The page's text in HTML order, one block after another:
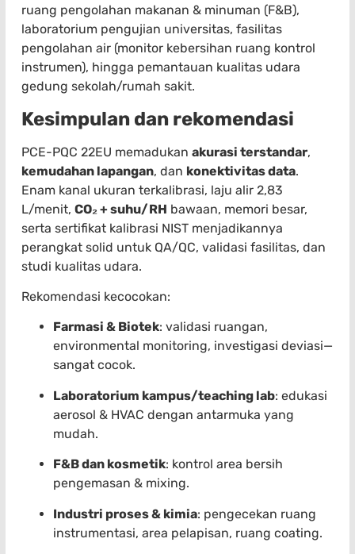
ruang pengolahan makanan & minuman (F&B),
laboratorium pengujian universitas, fasilitas
pengolahan air (monitor kebersihan ruang kontrol
instrumen), hingga pemantauan kualitas udara
gedung sekolah/rumah sakit.
Kesimpulan dan rekomendasi
PCE-PQC 22EU memadukan akurasi terstandar,
kemudahan lapangan, dan konektivitas data.
Enam kanal ukuran terkalibrasi, laju alir 2,83
L/menit, CO₂ + suhu/RH bawaan, memori besar,
serta sertifikat kalibrasi NIST menjadikannya
perangkat solid untuk QA/QC, validasi fasilitas, dan
studi kualitas udara.
Rekomendasi kecocokan:
Farmasi & Biotek: validasi ruangan,
environmental monitoring, investigasi deviasi—
sangat cocok.
Laboratorium kampus/teaching lab: edukasi
aerosol & HVAC dengan antarmuka yang
mudah.
F&B dan kosmetik: kontrol area bersih
pengemasan & mixing.
Industri proses & kimia: pengecekan ruang
instrumentasi, area pelapisan, ruang coating.